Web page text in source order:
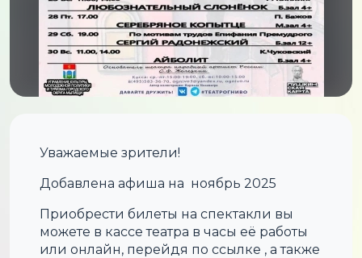
Уважаемые зрители!
Добавлена афиша на ноябрь 2025
Приобрести билеты на спектакли вы
можете в кассе театра в часы её работы
или онлайн, перейдя по ссылке , а также